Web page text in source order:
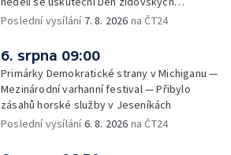
památek — Vila Tugendhat slaví 25 let na
atletice 2026 — Výzkum: epidemie digitálních
závislostí je mýtus — Demolice vyhořelé
výškové budovy ve Zlíně
Poslední vysílání 7. 8. 2026 na ČT24
6. srpna 09:00
Primárky Demokratické strany v Michiganu —
Mezinárodní varhanní festival — Přibylo
zásahů horské služby v Jeseníkách
Poslední vysílání6. 8. 2026 na ČT24